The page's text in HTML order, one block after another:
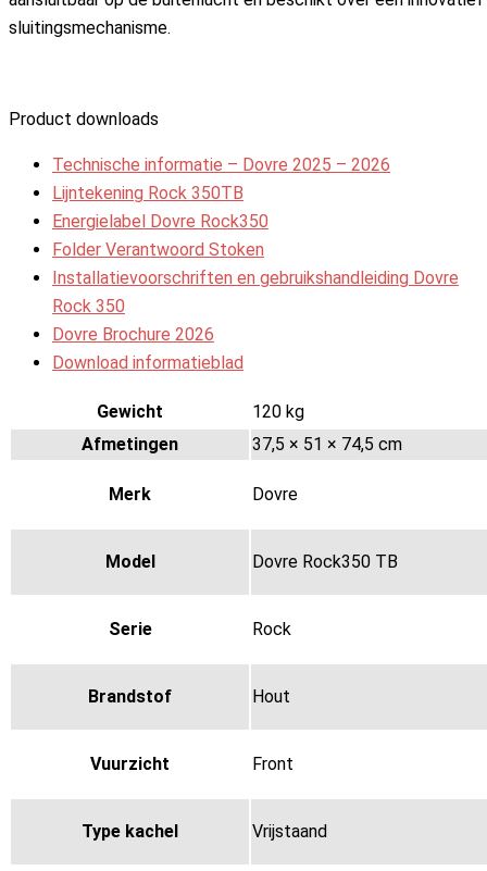
sluitingsmechanisme.
Product downloads
Technische informatie – Dovre 2025 – 2026
Lijntekening Rock 350TB
Energielabel Dovre Rock350
Folder Verantwoord Stoken
Installatievoorschriften en gebruikshandleiding Dovre
Rock 350
Dovre Brochure 2026
Download informatieblad
Gewicht
120 kg
Afmetingen
37,5 × 51 × 74,5 cm
Merk Dovre
Model Dovre Rock350 TB
Serie Rock
Brandstof Hout
Vuurzicht Front
Type kachel Vrijstaand